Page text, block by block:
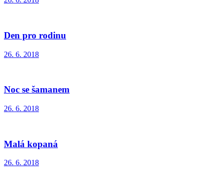
Den pro rodinu
26. 6. 2018
Noc se šamanem
26. 6. 2018
Malá kopaná
26. 6. 2018